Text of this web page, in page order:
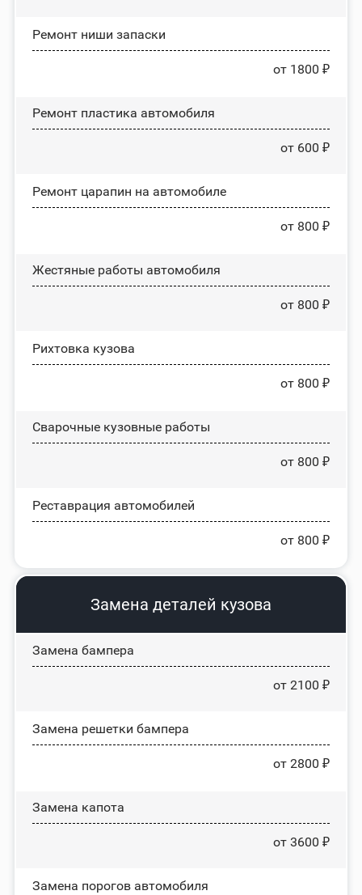
Ремонт ниши запаски
от 1800 ₽
Ремонт пластика автомобиля
от 600 ₽
Ремонт царапин на автомобиле
от 800 ₽
Жестяные работы автомобиля
от 800 ₽
Рихтовка кузова
от 800 ₽
Сварочные кузовные работы
от 800 ₽
Реставрация автомобилей
от 800 ₽
Замена деталей кузова
Замена бампера
от 2100 ₽
Замена решетки бампера
от 2800 ₽
Замена капота
от 3600 ₽
Замена порогов автомобиля